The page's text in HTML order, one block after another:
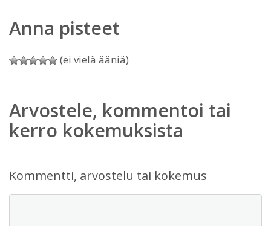
Anna pisteet
(ei vielä ääniä)
Arvostele, kommentoi tai
kerro kokemuksista
Kommentti, arvostelu tai kokemus